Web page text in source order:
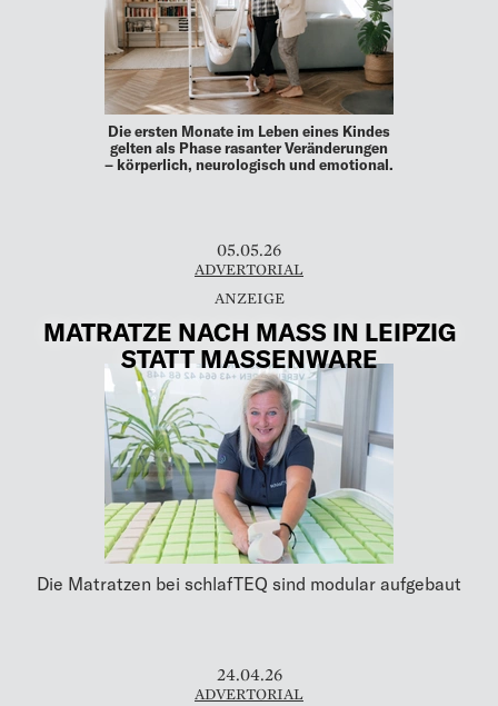
Die ersten Monate im Leben eines Kindes
gelten als Phase rasanter Veränderungen
– körperlich, neurologisch und emotional.
05.05.26
ADVERTORIAL
MATRATZE NACH MASS IN LEIPZIG S
TATT MASSENWARE
Die Matratzen bei schlafTEQ sind modular aufgebaut
24.04.26
ADVERTORIAL